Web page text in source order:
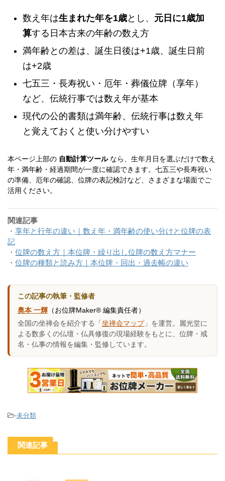
数え年は生まれた年を1歳とし、 元日に1歳加
算する日本古来の年齢の数え方
満年齢との差は、誕生日後は+1歳、誕生日前
は+2歳
七五三・長寿祝い・厄年・葬儀位牌（享年）
など、伝統行事では数え年が基本
現代の公的書類は満年齢、伝統行事は数え年
と覚えておくと使い分けやすい
本ページ上部の 自動計算ツールなら、生年月日を選ぶだけで数え
年・満年齢・経過期間が一度に確認できます。七五三や長寿祝い
の準備、厄年の確認、位牌の表記検討など、さまざまな場面でご
活用ください。
関連記事
・ 享年と行年の違い｜数え年・満年齢の使い分けと位牌の表
記
・ 位牌の数え方｜本位牌・繰り出し位牌の数え方マナー
・ 位牌の種類と読み方｜本位牌・回出・過去帳の違い
この記事の執筆・監修者
奥本 一輝（お位牌Maker® 編集責任者）
全国の坐禅会を紹介する「 坐禅会マップ」を運営。麗光堂に
よる数多くの仏壇・仏具修復の現場経験をもとに、位牌・戒
名・仏事の情報を編集・監修しています。
-未分類
関連記事